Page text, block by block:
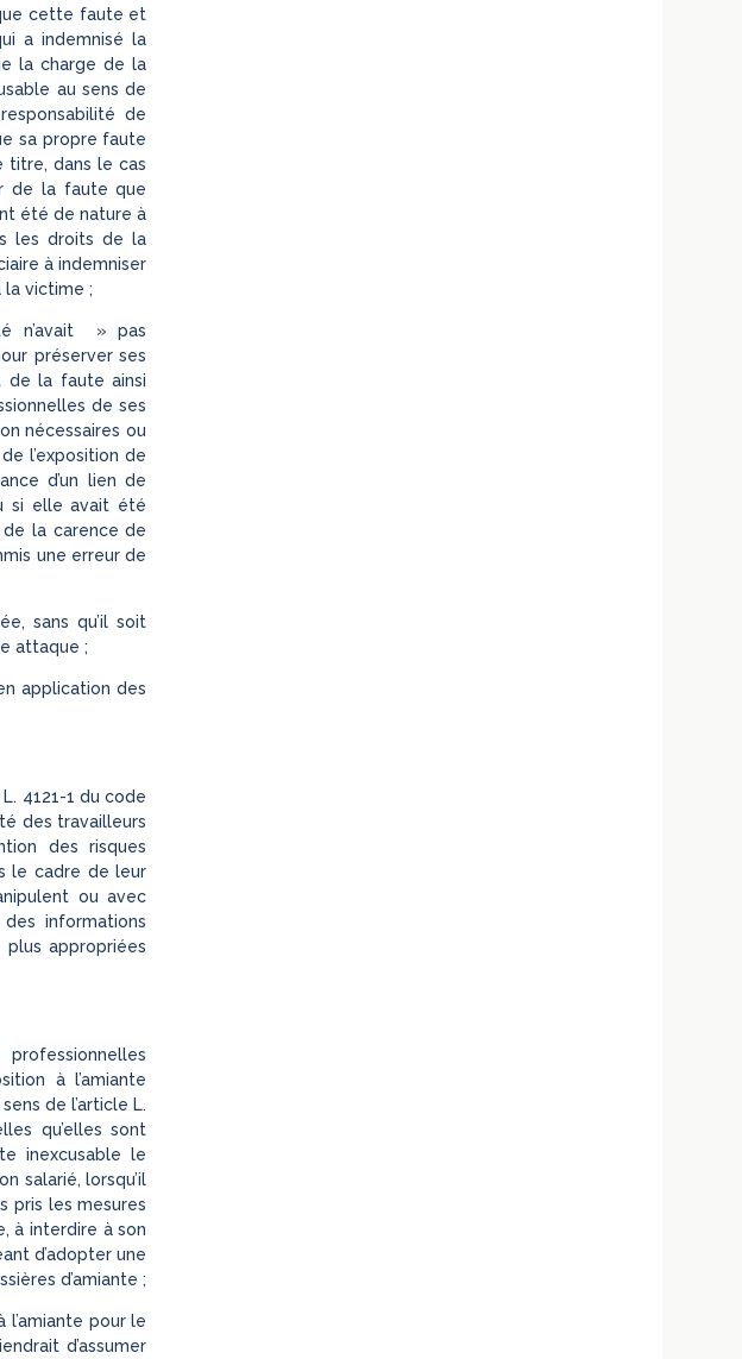
cette faute et
a indemnisé la
la charge de la
au sens de
de
sa propre faute
titre, dans le cas
de la faute que
été de nature à
les droits de la
à indemniser
la victime ;
n’avait » pas
préserver ses
de la faute ainsi
de ses
nécessaires ou
l’exposition de
d’un lien de
si elle avait été
la carence de
une erreur de
sans qu’il soit
attaque ;
application des
4121-1 du code
des travailleurs
des risques
le cadre de leur
ou avec
informations
plus appropriées
à l’amiante
de l’article L.
qu’elles sont
inexcusable le
salarié, lorsqu’il
pris les mesures
à interdire à son
d’adopter une
d’amiante ;
l’amiante pour le
d’assumer